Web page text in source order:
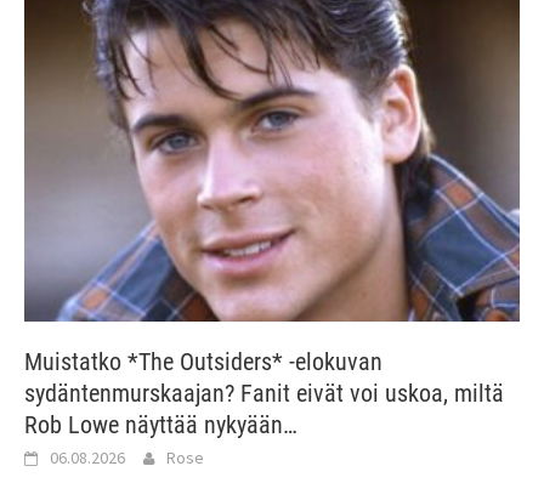
Muistatko *The Outsiders* -elokuvan
sydäntenmurskaajan? Fanit eivät voi uskoa, miltä
Rob Lowe näyttää nykyään…
06.08.2026 Rose